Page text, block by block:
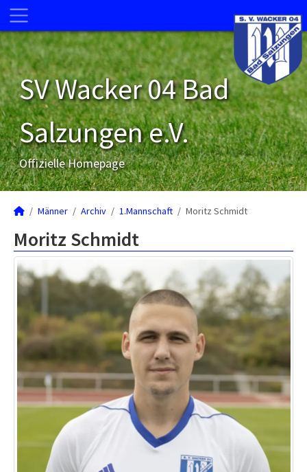
SV Wacker 04 Bad
Salzungen e.V.
Offizielle Homepage
Männer Archiv 1.Mannschaft Moritz Schmidt
Moritz Schmidt